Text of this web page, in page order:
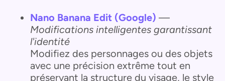
Nano Banana Edit (Google) —
Modifications intelligentes garantissant
l'identité
Modifiez des personnages ou des objets
avec une précision extrême tout en
préservant la structure du visage, le style